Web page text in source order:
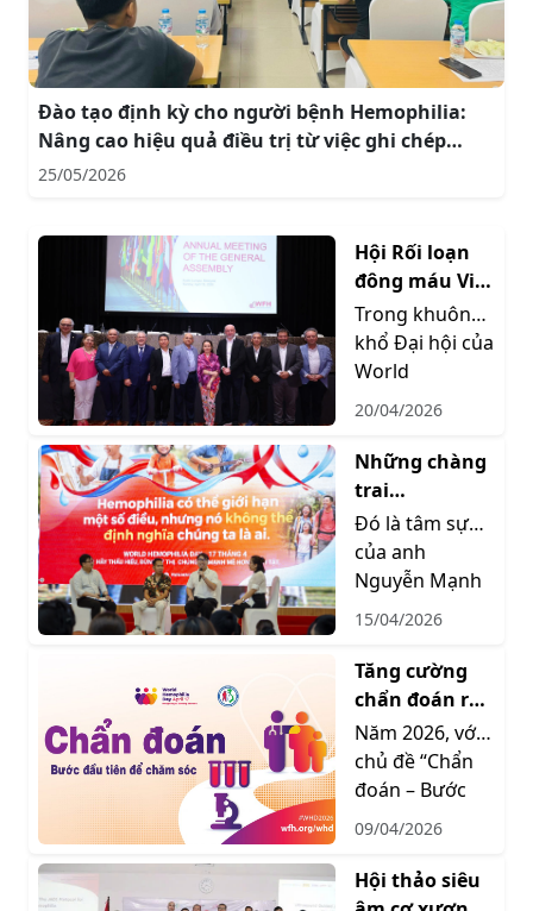
Đào tạo định kỳ cho người bệnh Hemophilia:
Nâng cao hiệu quả điều trị từ việc ghi chép
nhật ký điều trị
25/05/2026
Hội Rối loạn
đông máu Việt
Nam tham dự
phiên họp Đại
Hội đồng WFH
Malaysia
Trong khuôn
khổ Đại hội của
World
Federation of
(WFH) năm
2026 tại Kuala
Lumpur,
Malay...
20/04/2026
Những chàng
trai
hemophilia
đầy nghị lực
và lòng biết
Đó là tâm sự
của anh
Nguyễn Mạnh
Huy, một người
hemophilia tại
chương trình
Đào tạo, tư vấn
...
15/04/2026
Tăng cường
chẩn đoán rối
loạn chảy
máu: Hướng
tới mục tiêu
tất cả
Năm 2026, với
chủ đề “Chẩn
đoán – Bước
đầu tiên để
sóc”-
“Diagnosis:
09/04/2026
Hội thảo siêu